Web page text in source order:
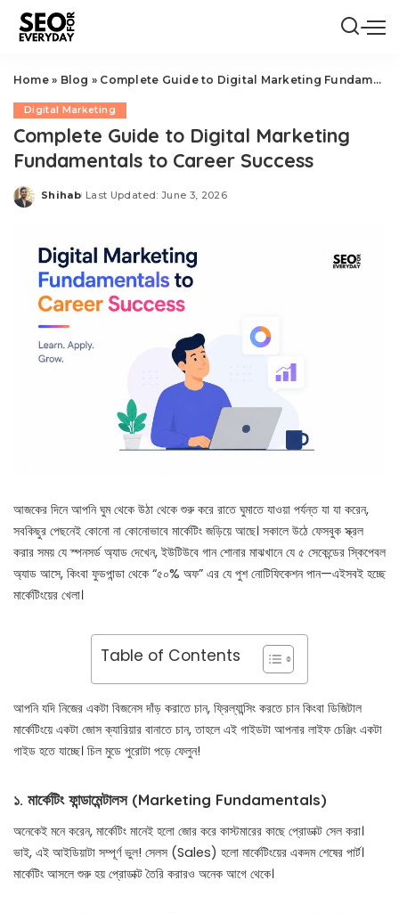
Home» Blog » Complete Guide to Digital Marketing Fundamentals to Career Success
Digital Marketing
Complete Guide to Digital Marketing
Fundamentals to Career Success
Posted
Shihab Last Updated: June 3, 2026
আজকের দিনে আপনি ঘুম থেকে উঠা থেকে শুরু করে রাতে ঘুমাতে যাওয়া পর্যন্ত যা যা করেন,
সবকিছুর পেছনেই কোনো না কোনোভাবে মার্কেটিং জড়িয়ে আছে। সকালে উঠে ফেসবুক স্ক্রল
করার সময় যে স্পনসর্ড অ্যাড দেখেন, ইউটিউবে গান শোনার মাঝখানে যে ৫ সেকেন্ডের স্কিপেবল
অ্যাড আসে, কিংবা ফুডপান্ডা থেকে “৫০% অফ” এর যে পুশ নোটিফিকেশন পান—এইসবই হচ্ছে
মার্কেটিংয়ের খেলা।
Table of Contents
আপনি যদি নিজের একটা বিজনেস দাঁড় করাতে চান, ফ্রিল্যান্সিং করতে চান কিংবা ডিজিটাল
মার্কেটিংয়ে একটা জোস ক্যারিয়ার বানাতে চান, তাহলে এই গাইডটা আপনার লাইফ চেঞ্জিং একটা
গাইড হতে যাচ্ছে। চিল মুডে পুরোটা পড়ে ফেলুন!
১. মার্কেটিং ফান্ডামেন্টালস (Marketing Fundamentals)
অনেকেই মনে করেন, মার্কেটিং মানেই হলো জোর করে কাস্টমারের কাছে প্রোডাক্ট সেল করা।
ভাই, এই আইডিয়াটা সম্পূর্ণ ভুল! সেলস (Sales) হলো মার্কেটিংয়ের একদম শেষের পার্ট।
মার্কেটিং আসলে শুরু হয় প্রোডাক্ট তৈরি করারও অনেক আগে থেকে।